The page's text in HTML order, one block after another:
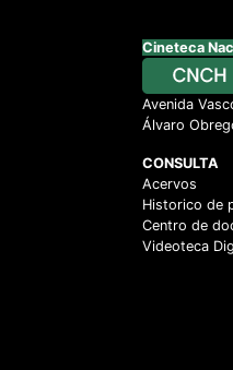
Cineteca
Avenida
Álvaro
CONSULTA
Acervos
Historico de
Centro de
Videoteca